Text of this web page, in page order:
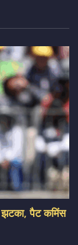
झटका, पैट कमिंस